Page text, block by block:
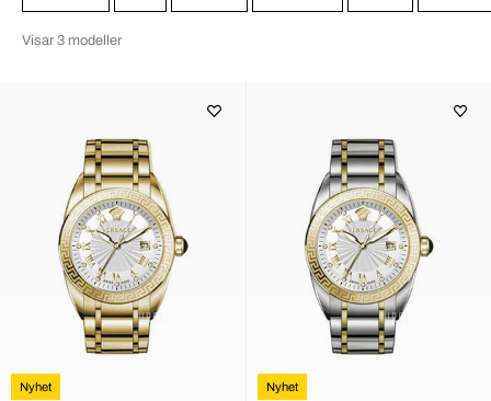
Visar 3 modeller
Nyhet Nyhet